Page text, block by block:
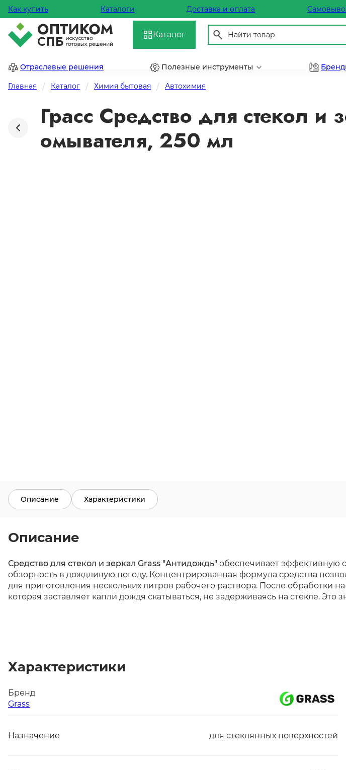
Как купить Каталоги Доставка и оплата
Каталог
Отраслевые решения Полезные инструменты
Главная Каталог Химия бытовая Автохимия
Грасс Средство для стекол
омывателя, 250 мл
Описание Характеристики
Описание
Средство для стекол и зеркал Grass "Антидождь" обеспечивает эффективную
обзорность в дождливую погоду. Концентрированная формула средства
для приготовления нескольких литров рабочего раствора. После обработки
которая заставляет капли дождя скатываться, не задерживаясь на стекле. Это
Характеристики
Бренд
Grass
Назначение для стеклянных поверхностей